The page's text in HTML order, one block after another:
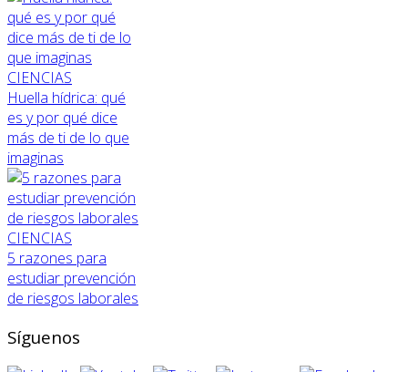
CIENCIAS
Huella hídrica: qué
es y por qué dice
más de ti de lo que
imaginas
CIENCIAS
5 razones para
estudiar prevención
de riesgos laborales
Síguenos